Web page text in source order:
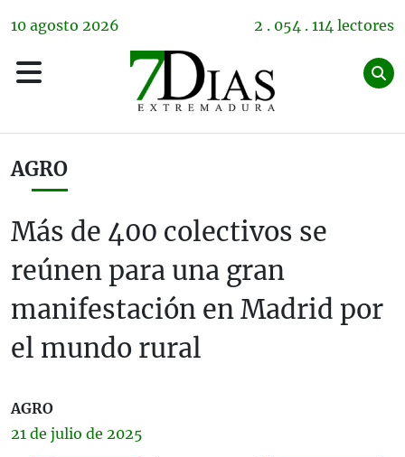
10 agosto 2026 2 . 054 . 114 lectores
AGRO
Más de 400 colectivos se
reúnen para una gran
manifestación en Madrid por
el mundo rural
AGRO
21 de julio de 2025